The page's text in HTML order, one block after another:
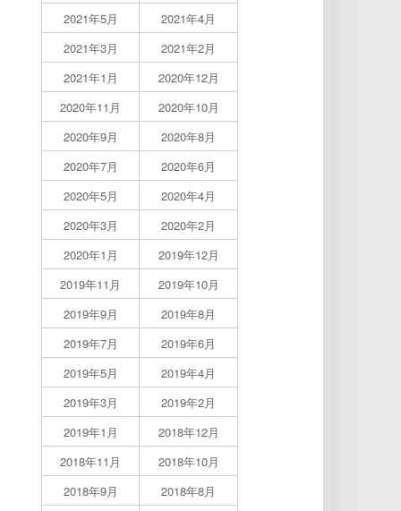
2021年5月
2021年4月
2021年3月
2021年2月
2021年1月
2020年12月
2020年11月
2020年10月
2020年9月
2020年8月
2020年7月
2020年6月
2020年5月
2020年4月
2020年3月
2020年2月
2020年1月
2019年12月
2019年11月
2019年10月
2019年9月
2019年8月
2019年7月
2019年6月
2019年5月
2019年4月
2019年3月
2019年2月
2019年1月
2018年12月
2018年11月
2018年10月
2018年9月
2018年8月